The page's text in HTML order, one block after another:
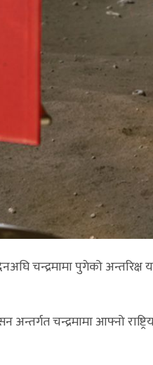
चन्द्रमामा पुगेको अन्तरिक्ष
चन्द्रमामा आफ्नो